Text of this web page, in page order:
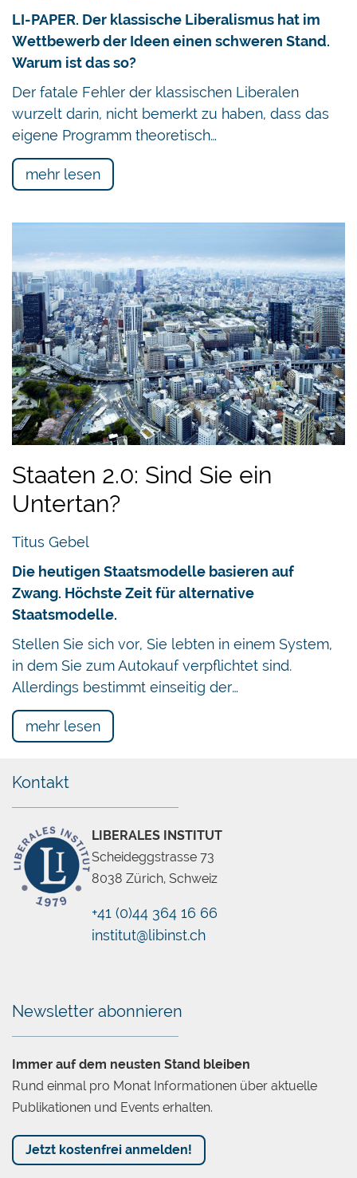
Chatbot
LI-PAPER. Der klassische Liberalismus hat im
Wettbewerb der Ideen einen schweren Stand.
Warum ist das so?
Der fatale Fehler der klassischen Liberalen
wurzelt darin, nicht bemerkt zu haben, dass das
eigene Programm theoretisch…
mehr lesen
Staaten 2.0: Sind Sie ein
Untertan?
Titus Gebel
Die heutigen Staatsmodelle basieren auf
Zwang. Höchste Zeit für alternative
Staatsmodelle.
Stellen Sie sich vor, Sie lebten in einem System,
in dem Sie zum Autokauf verpflichtet sind.
Allerdings bestimmt einseitig der…
mehr lesen
Kontakt
LIBERALES INSTITUT
Scheideggstrasse 73
8038 Zürich, Schweiz
+41 (0)44 364 16 66
institut@libinst.ch
Newsletter abonnieren
Immer auf dem neusten Stand bleiben
Rund einmal pro Monat Informationen über aktuelle
Publikationen und Events erhalten.
Jetzt kostenfrei anmelden!